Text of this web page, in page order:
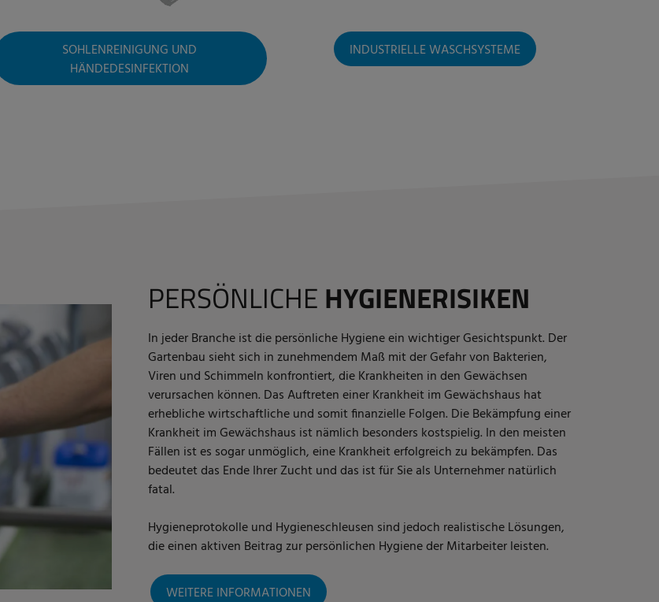
SOHLENREINIGUNG UND
HÄNDEDESINFEKTION
INDUSTRIELLE WASCHSYSTEME
PERSÖNLICHE HYGIENERISIKEN
In jeder Branche ist die persönliche Hygiene ein wichtiger Gesichtspunkt. Der
Gartenbau sieht sich in zunehmendem Maß mit der Gefahr von Bakterien,
Viren und Schimmeln konfrontiert, die Krankheiten in den Gewächsen
verursachen können. Das Auftreten einer Krankheit im Gewächshaus hat
erhebliche wirtschaftliche und somit finanzielle Folgen. Die Bekämpfung einer
Krankheit im Gewächshaus ist nämlich besonders kostspielig. In den meisten
Fällen ist es sogar unmöglich, eine Krankheit erfolgreich zu bekämpfen. Das
bedeutet das Ende Ihrer Zucht und das ist für Sie als Unternehmer natürlich
fatal.
Hygieneprotokolle und Hygieneschleusen sind jedoch realistische Lösungen,
die einen aktiven Beitrag zur persönlichen Hygiene der Mitarbeiter leisten.
WEITERE INFORMATIONEN